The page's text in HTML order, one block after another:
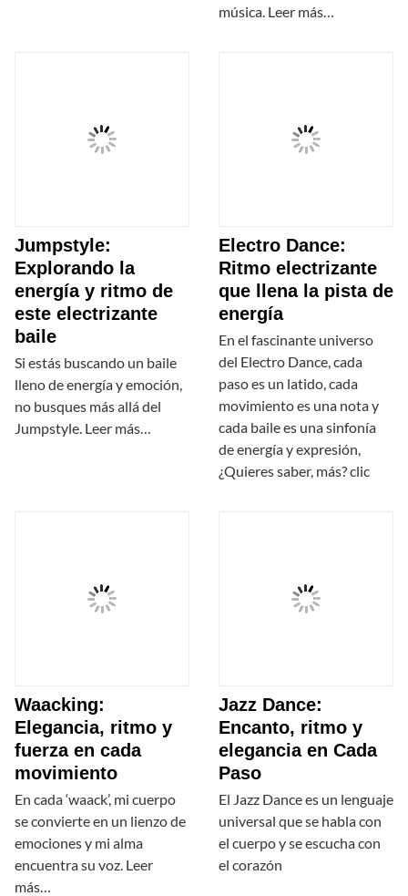
música. Leer más…
Jumpstyle:
Explorando la
energía y ritmo de
este electrizante
baile
Si estás buscando un baile
lleno de energía y emoción,
no busques más allá del
Jumpstyle. Leer más…
Electro Dance:
Ritmo electrizante
que llena la pista de
energía
En el fascinante universo
del Electro Dance, cada
paso es un latido, cada
movimiento es una nota y
cada baile es una sinfonía
de energía y expresión,
¿Quieres saber, más? clic
Waacking:
Elegancia, ritmo y
fuerza en cada
movimiento
En cada ‘waack’, mi cuerpo
se convierte en un lienzo de
emociones y mi alma
encuentra su voz. Leer
más…
Jazz Dance:
Encanto, ritmo y
elegancia en Cada
Paso
El Jazz Dance es un lenguaje
universal que se habla con
el cuerpo y se escucha con
el corazón